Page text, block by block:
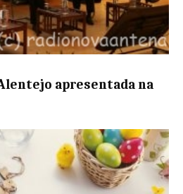
apresentada na